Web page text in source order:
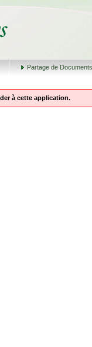
Partage de Documents
à cette application.